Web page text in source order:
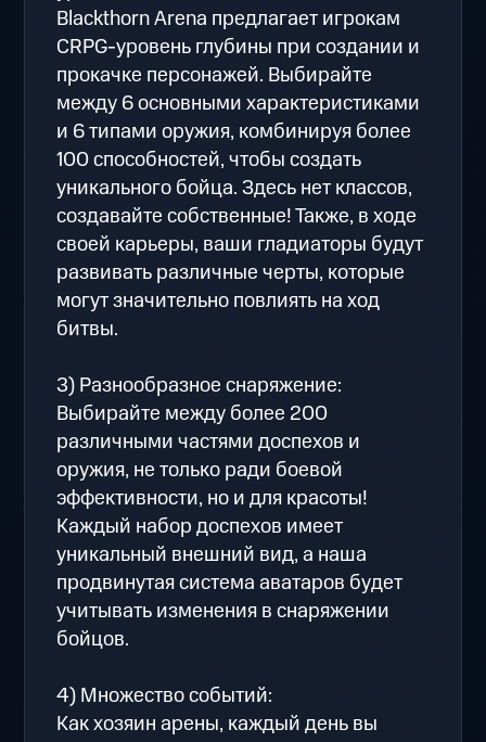
Blackthorn Arena предлагает игрокам
CRPG-уровень глубины при создании и
прокачке персонажей. Выбирайте
между 6 основными характеристиками
и 6 типами оружия, комбинируя более
100 способностей, чтобы создать
уникального бойца. Здесь нет классов,
создавайте собственные! Также, в ходе
своей карьеры, ваши гладиаторы будут
развивать различные черты, которые
могут значительно повлиять на ход
битвы.
3) Разнообразное снаряжение:
Выбирайте между более 200
различными частями доспехов и
оружия, не только ради боевой
эффективности, но и для красоты!
Каждый набор доспехов имеет
уникальный внешний вид, а наша
продвинутая система аватаров будет
учитывать изменения в снаряжении
бойцов.
4) Множество событий:
Как хозяин арены, каждый день вы